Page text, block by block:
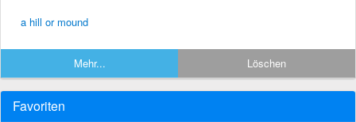
a hill or mound
Mehr... Löschen
Favoriten